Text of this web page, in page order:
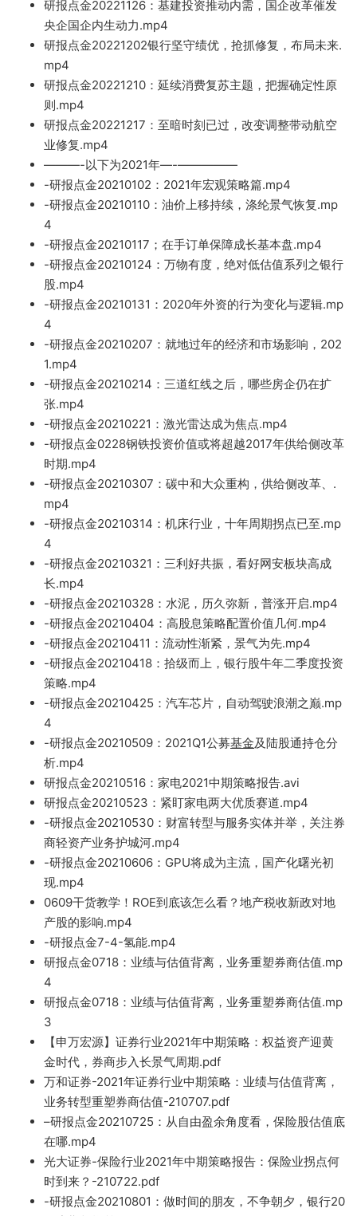
研报点金20221126 ：基建投资推动内需，国企改革催发
央企国企内生动力.mp4
研报点金20221202银行坚守绩优，抢抓修复，布局未来.
mp4
研报点金20221210：延续消费复苏主题， 把握确定性原
则.mp4
研报点金20221217：至暗时刻已过，改变调整带动航空
业修复.mp4
———-以下为2021年—-—————
-研报点金20210102：2021年宏观策略篇.mp4
-研报点金20210110：油价上移持续，涤纶景气恢复.mp
4
-研报点金20210117；在手订单保障成长基本盘.mp4
-研报点金20210124：万物有度，绝对低估值系列之银行
股.mp4
-研报点金20210131：2020年外资的行为变化与逻辑.mp
4
-研报点金20210207：就地过年的经济和市场影响，202
1.mp4
-研报点金20210214 ：三道红线之后，哪些房企仍在扩
张.mp4
-研报点金20210221：激光雷达成为焦点.mp4
-研报点金0228钢铁投资价值或将超越2017年供给侧改革
时期.mp4
-研报点金20210307：碳中和大众重构，供给侧改革、.
mp4
-研报点金20210314：机床行业 ，十年周期拐点已至.mp
4
-研报点金20210321：三利好共振，看好网安板块高成
长.mp4
-研报点金20210328：水泥，历久弥新，普涨开启.mp4
-研报点金20210404：高股息策略配置价值几何.mp4
-研报点金20210411 ：流动性渐紧 ，景气为先.mp4
-研报点金20210418：拾级而上，银行股牛年二季度投资
策略.mp4
-研报点金20210425：汽车芯片，自动驾驶浪潮之巅.mp
4
-研报点金20210509：2021Q1公募基金及陆股通持仓分
析.mp4
研报点金20210516：家电2021中期策略报告.avi
研报点金20210523：紧盯家电两大优质赛道.mp4
-研报点金20210530：财富转型与服务实体并举，关注券
商轻资产业务护城河.mp4
-研报点金20210606：GPU将成为主流，国产化曙光初
现.mp4
0609干货教学！ROE到底该怎么看？地产税收新政对地
产股的影响.mp4
-研报点金7-4-氢能.mp4
研报点金0718：业绩与估值背离 ，业务重塑券商估值.mp
4
研报点金0718：业绩与估值背离，业务重塑券商估值.mp
3
【申万宏源】证券行业2021年中期策略：权益资产迎黄
金时代，券商步入长景气周期.pdf
万和证券-2021年证券行业中期策略：业绩与估值背离，
业务转型重塑券商估值-210707.pdf
–研报点金20210725 ：从自由盈余角度看，保险股估值底
在哪.mp4
光大证券-保险行业2021年中期策略报告：保险业拐点何
时到来？-210722.pdf
-研报点金20210801：做时间的朋友，不争朝夕，银行20